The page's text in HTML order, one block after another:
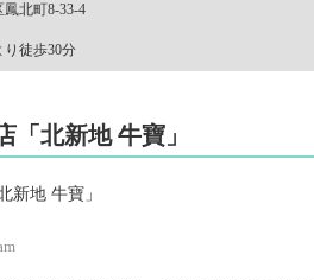
北町8-33-4
り徒歩30分
「北新地 牛寶」